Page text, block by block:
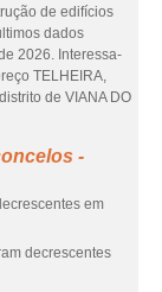
de edifícios
dados
2026. Interessa-
TELHEIRA,
de VIANA DO
-
em
decrescentes